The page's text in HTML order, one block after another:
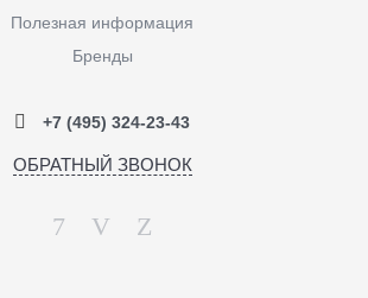
Полезная информация
Бренды
+7 (495) 324-23-43
ОБРАТНЫЙ ЗВОНОК